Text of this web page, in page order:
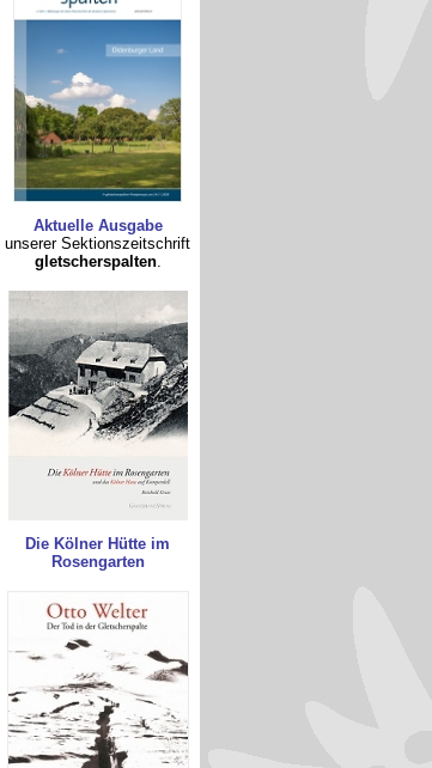
Aktuelle Ausgabe
unserer Sektionszeitschrift
gletscherspalten.
Die Kölner Hütte im
Rosengarten